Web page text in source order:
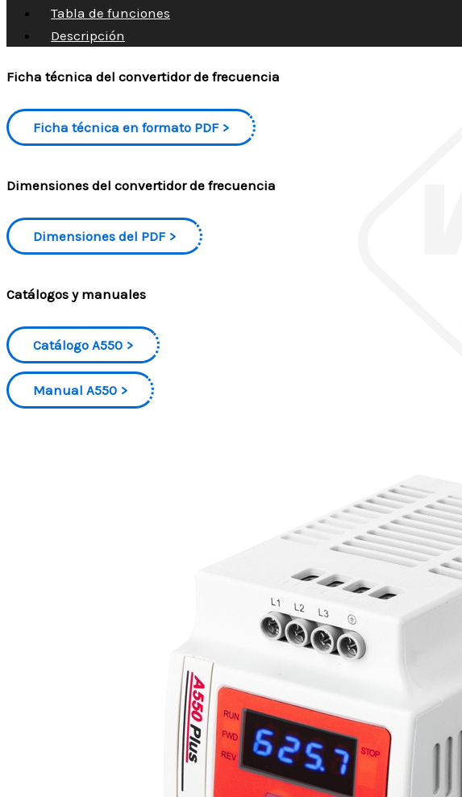
Tabla de funciones
Descripción
Ficha técnica del convertidor de frecuencia
Ficha técnica en formato PDF
Dimensiones del convertidor de frecuencia
Dimensiones del PDF
Catálogos y manuales
Catálogo A550
Manual A550